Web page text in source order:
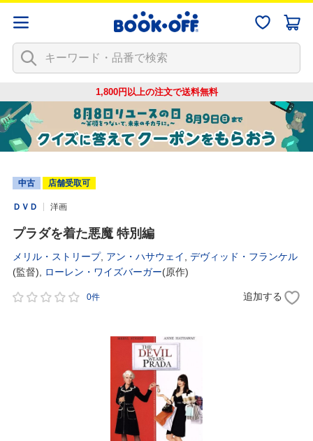
1,800円以上の注文で送料無料
中古 店舗受取可
ＤＶＤ 洋画
プラダを着た悪魔 特別編
メリル・ストリープ, アン・ハサウェイ
デヴィッド・フランケル
(監督),
ローレン・ワイズバーガー(原作)
0件 追加する